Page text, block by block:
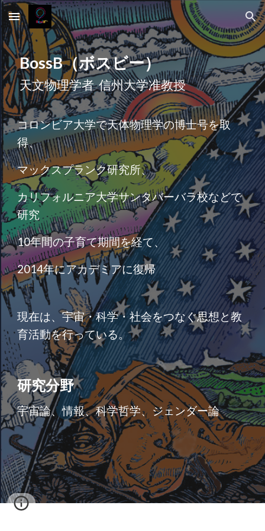
Skip to main content Skip to navigation
BossB（ボスビー）
天文物理学者 信州大学准教授
コロンビア大学で天体物理学の博士号を取
得、
マックスプランク研究所、
カリフォルニア大学サンタバーバラ校などで
研究
10年間の子育て期間を経て、
2014年にアカデミアに復帰
現在は、宇宙・科学・社会をつなぐ思想と教
育活動を行っている。
研究分野
宇宙論、情報、科学哲学、ジェンダー論